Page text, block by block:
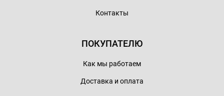
Контакты
ПОКУПАТЕЛЮ
Как мы работаем
Доставка и оплата